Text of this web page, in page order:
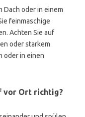
Dach oder in einem
feinmaschige
Achten Sie auf
oder starkem
oder in einen
vor Ort richtig?